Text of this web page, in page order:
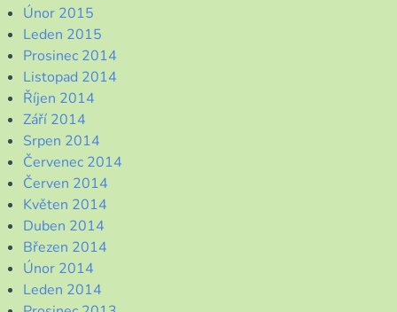
Únor 2015
Leden 2015
Prosinec 2014
Listopad 2014
Říjen 2014
Září 2014
Srpen 2014
Červenec 2014
Červen 2014
Květen 2014
Duben 2014
Březen 2014
Únor 2014
Leden 2014